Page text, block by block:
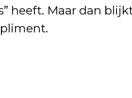
heeft. Maar dan